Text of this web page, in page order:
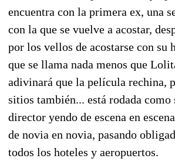
encuentra con la primera ex, una
con la que se vuelve a acostar,
por los vellos de acostarse con su
que se llama nada menos que
adivinará que la película rechina,
sitios también... está rodada como
director yendo de escena en
de novia en novia, pasando
todos los hoteles y aeropuertos.